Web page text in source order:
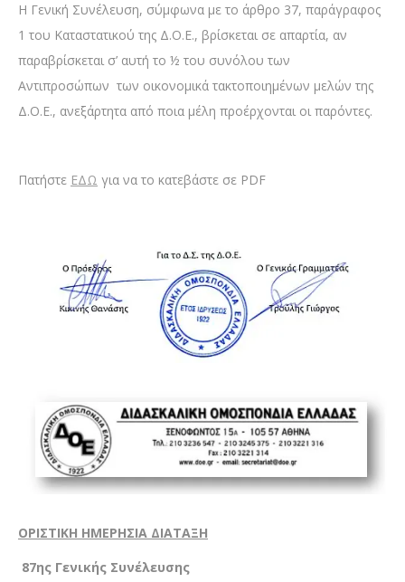
Η Γενική Συνέλευση, σύμφωνα με το άρθρο 37, παράγραφος
1 του Καταστατικού της Δ.Ο.Ε., βρίσκεται σε απαρτία, αν
παραβρίσκεται σ’ αυτή το ½ του συνόλου των
Αντιπροσώπων των οικονομικά τακτοποιημένων μελών της
Δ.Ο.Ε., ανεξάρτητα από ποια μέλη προέρχονται οι παρόντες.
Πατήστε ΕΔΩ για να το κατεβάστε σε PDF
ΟΡΙΣΤΙΚΗ ΗΜΕΡΗΣΙΑ ΔΙΑΤΑΞΗ
87ης Γενικής Συνέλευσης